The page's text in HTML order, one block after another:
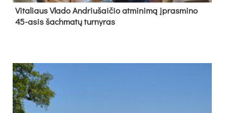
Vi­ta­liaus Vla­do And­riu­šai­čio at­mi­ni­mą įpras­mi­no
45-asis šach­ma­tų tur­ny­ras